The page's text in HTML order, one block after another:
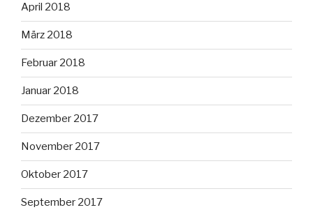
April 2018
März 2018
Februar 2018
Januar 2018
Dezember 2017
November 2017
Oktober 2017
September 2017